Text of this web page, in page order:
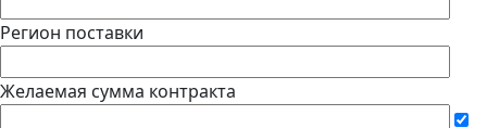
Регион поставки
Желаемая сумма контракта